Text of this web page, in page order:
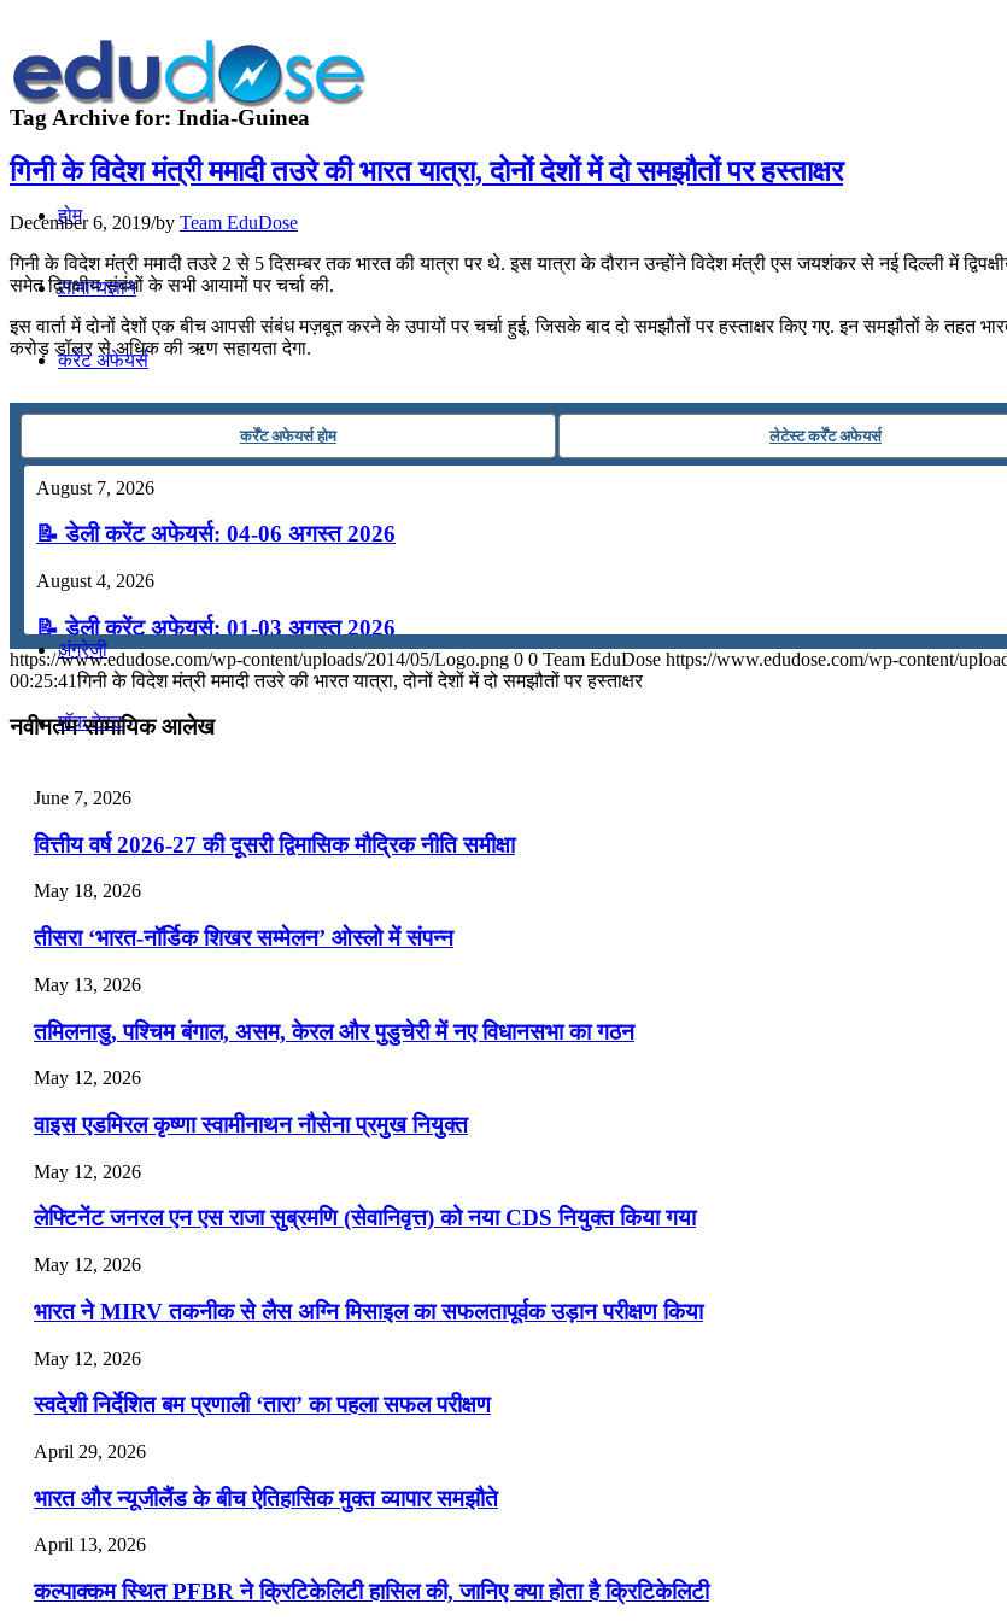
होम
सामान्यज्ञान
करेंट अफेयर्स
तर्कशक्ति
कंप्यूटर
अंग्रेजी
मॉक टेस्ट
टुडेज जीके
Tag Archive for: India-Guinea
गिनी के विदेश मंत्री ममादी तउरे की भारत यात्रा, दोनों देशों में दो समझौतों पर हस्‍ताक्षर
December 6, 2019/by Team EduDose
गिनी के विदेश मंत्री ममादी तउरे 2 से 5 दिसम्‍बर तक भारत की यात्रा पर थे. इस यात्रा के दौरान उन्होंने विदेश मंत्री एस जयशंकर से नई दिल्‍ली में द्विपक्षीय
समेत द्विपक्षीय संबंधों के सभी आयामों पर चर्चा की.
इस वार्ता में दोनों देशों एक बीच आपसी संबंध मज़बूत करने के उपायों पर चर्चा हुई, जिसके बाद दो समझौतों पर हस्‍ताक्षर किए गए. इन समझौतों के तहत
करोड़ डॉलर से अधिक की ऋण सहायता देगा.
कर्रेंट अफेयर्स होम लेटेस्ट कर्रेंट अफेयर्स
August 7, 2026
📝 डेली करेंट अफेयर्स: 04-06 अगस्त 2026
August 4, 2026
📝 डेली करेंट अफेयर्स: 01-03 अगस्त 2026
July 31, 2026
📝 डेली करेंट अफेयर्स: 28-31 जुलाई 2026
📝 डेली करेंट अफेयर्स: 25-27 जुलाई 2026
July 25, 2026
📝 डेली करेंट अफेयर्स: 22-24 जुलाई 2026
July 22, 2026
📝 डेली करेंट अफेयर्स: 19-21 जुलाई 2026
July 19, 2026
📝 डेली करेंट अफेयर्स: 16-18 जुलाई 2026
https://www.edudose.com/wp-content/uploads/2014/05/Logo.png 0 0 Team EduDose https://www.edudose.com/wp-content/
00:25:41गिनी के विदेश मंत्री ममादी तउरे की भारत यात्रा, दोनों देशों में दो समझौतों पर हस्‍ताक्षर
नवीनतम सामायिक आलेख
June 7, 2026
वित्तीय वर्ष 2026-27 की दूसरी द्विमासिक मौद्रिक नीति समीक्षा
May 18, 2026
तीसरा ‘भारत-नॉर्डिक शिखर सम्मेलन’ ओस्लो में संपन्न
May 13, 2026
तमिलनाडु, पश्चिम बंगाल, असम, केरल और पुडुचेरी में नए विधानसभा का गठन
May 12, 2026
वाइस एडमिरल कृष्णा स्वामीनाथन नौसेना प्रमुख नियुक्त
May 12, 2026
लेफ्टिनेंट जनरल एन एस राजा सुब्रमणि (सेवानिवृत्त) को नया CDS नियुक्त किया गया
May 12, 2026
भारत ने MIRV तकनीक से लैस अग्नि मिसाइल का सफलतापूर्वक उड़ान परीक्षण किया
May 12, 2026
स्वदेशी निर्देशित बम प्रणाली ‘तारा’ का पहला सफल परीक्षण
April 29, 2026
भारत और न्यूजीलैंड के बीच ऐतिहासिक मुक्त व्यापार समझौते
April 13, 2026
कल्पाक्कम स्थित PFBR ने क्रिटिकेलिटी हासिल की, जानिए क्या होता है क्रिटिकेलिटी